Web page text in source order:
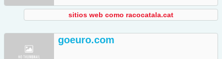
sitios web como racocatala.cat
goeuro.com